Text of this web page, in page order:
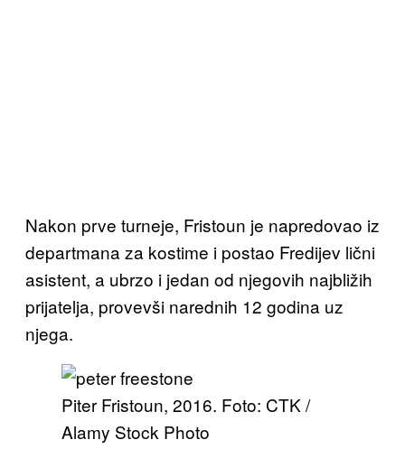
Nakon prve turneje, Fristoun je napredovao iz
departmana za kostime i postao Fredijev lični
asistent, a ubrzo i jedan od njegovih najbližih
prijatelja, provevši narednih 12 godina uz
njega.
Piter Fristoun, 2016. Foto: CTK /
Alamy Stock Photo